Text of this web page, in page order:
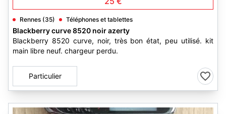
Rennes (35) Téléphones et tablettes
Blackberry curve 8520 noir azerty
Blackberry 8520 curve, noir, très bon état, peu utilisé. kit
main libre neuf. chargeur perdu.
Particulier